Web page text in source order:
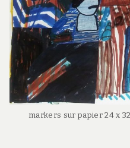
markers sur papier 24 x